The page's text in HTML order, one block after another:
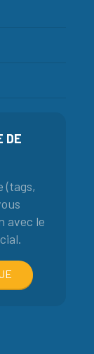
DE
(tags,
avec le